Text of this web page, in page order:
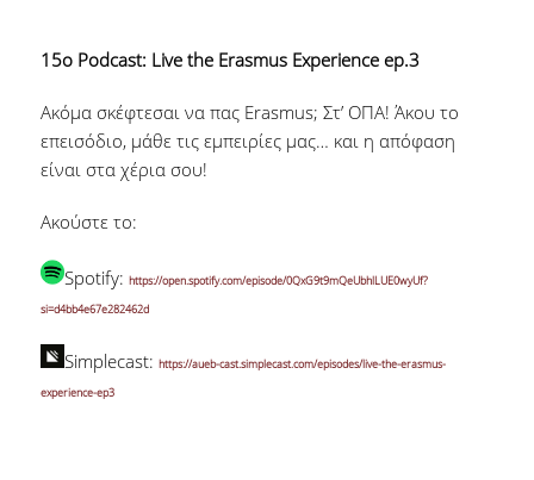
15ο Podcast: Live the Erasmus Experience ep.3
Ακόμα σκέφτεσαι να πας Erasmus; Στ’ ΟΠΑ! Άκου το
επεισόδιο, μάθε τις εμπειρίες μας… και η απόφαση
είναι στα χέρια σου!
Ακούστε το:
Spotify: https://open.spotify.com/episode/0QxG9t9mQeUbhlLUE0wyUf?
si=d4bb4e67e282462d
Simplecast: https://aueb-cast.simplecast.com/episodes/live-the-erasmus-
experience-ep3